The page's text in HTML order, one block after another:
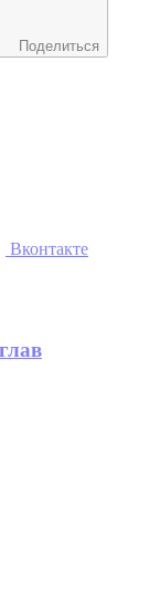
Поделиться
Вконтакте